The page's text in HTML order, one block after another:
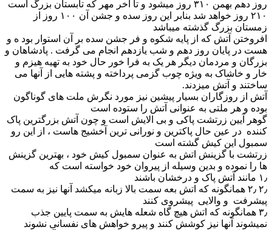
روز دهم بهمن ۳۱۰ روز میشود و تا آخر مهر که تابستان بزرگ است
۲۱۰ روز خواهد شد بنابر این روز سده و جشن آن ۱۰۰ روز از
زمستان بزرگ گذشته میباشد
افروختن آتش که از پایه شکوه و فر جشن سده بر آن استوار بود ه و
هست در پایان روز دهم و شب یازدهم انجام می گرفت . پادشاهان و
بزرگان و مردمان دیگر هر یک به فرا خور حال خود به تهیه هیزم و
خار و خاشاک به ویژه چوب گزمی پرداخته و پشته هایی از آنها می
ساختند و آتش میزدند.
آتش از روزگاران بسیار پیشین نیز مورد نگرش ملت های گوناگون
بوده و هر ملتی به عنوانی آتش را ستوده است
گوهر آیین زرتشت پاکی و بی الایش است و چون آتش بزرگترین پاک
کننده در عین حال پاکترین و نورانی ترین آخشیج هاست ، از این رو
سمبول این کیش گشته است
زرتشت با گزینش اتش به عنوان سمبول کیش خود ، بهترین گزینش
ها را نموده و بدین وسیله از پیروان خود خواسته است که
۱٫ مانند آتش پاک و درخشان باشند
۲٫ ۲٫ همانگونه که اتش بعه سمت بالا زبانه میکشد آنها نیز به سمت
پیشرفت و والایی پیشروی کنند
۳٫ همانگونه که اتش هیچ گاه شعله هایش به سمت پایین جذب
نمیشوند آنها نیز کوشش کنند و پیرو خواهش های نفسانی نشوند